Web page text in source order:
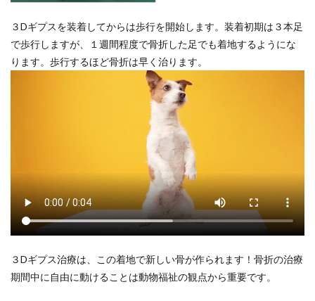
３Dギプスを装着してからは歩行を開始します。装着初期は３本足
で歩行しますが、１週間程度で骨折した足でも着地するようにな
ります。歩行するほど骨折は早く治ります。
３Dギプス治療は、この着地で新しい骨が作られます！骨折の治療
期間中に自由に動けることは動物福祉の観点から重要です。